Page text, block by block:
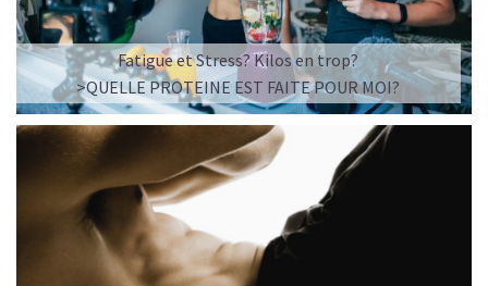
LA FRAÎCHEUR VERTE QUI APAISE L’ESPRIT
Le matcha, ce thé japonais se marie à la douceur du lait
végétal pour une boisson à la fois tonique et apaisante.
Naturellement riche en antioxydants, il apaise l’esprit
tout en stimulant la concentration.
Fatigue et Stress? Kilos en trop?
>QUELLE PROTEINE EST FAITE POUR MOI?